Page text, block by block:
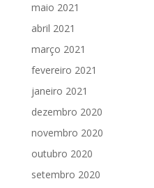
maio 2021
abril 2021
março 2021
fevereiro 2021
janeiro 2021
dezembro 2020
novembro 2020
outubro 2020
setembro 2020